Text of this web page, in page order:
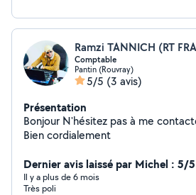
Ramzi TANNICH (RT
Comptable
Pantin (Rouvray)
5/5 (3 avis)
Présentation
Bonjour N'hésitez pas à me contacter en cas de besoin
Bien cordialement
Dernier avis laissé par Michel : 5/5
Il y a plus de 6 mois
Très poli